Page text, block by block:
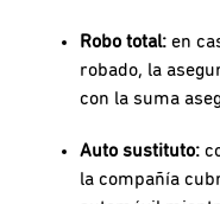
Robo total:en
robado, la
con la suma
Auto sustituto:
la compañía